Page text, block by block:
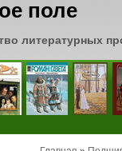
поле
литературных